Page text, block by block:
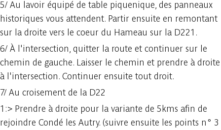
5/ Au lavoir équipé de table piquenique, des panneaux
historiques vous attendent. Partir ensuite en remontant
sur la droite vers le coeur du Hameau sur la D221.
6/ À l'intersection, quitter la route et continuer sur le
chemin de gauche. Laisser le chemin et prendre à droite
à l'intersection. Continuer ensuite tout droit.
7/ Au croisement de la D22
1:> Prendre à droite pour la variante de 5kms afin de
rejoindre Condé les Autry. (suivre ensuite les points n° 3